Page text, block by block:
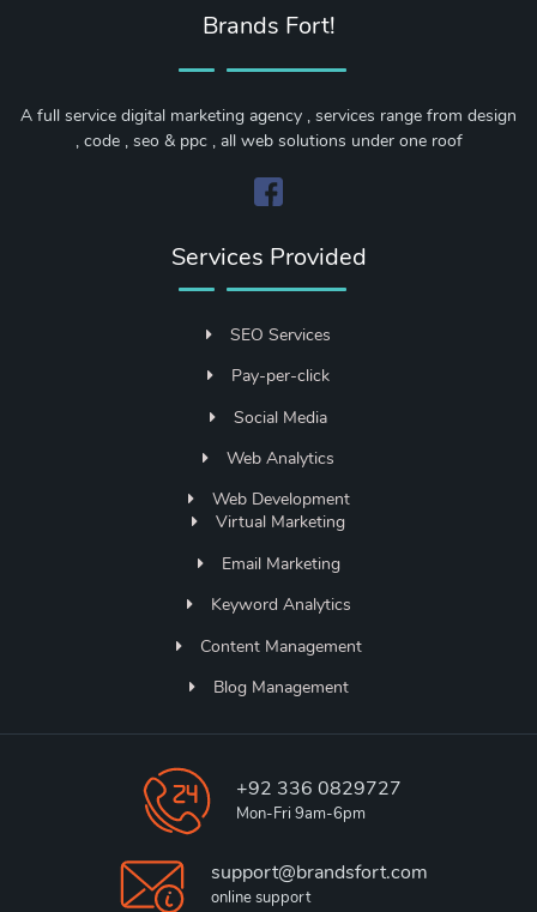
Brands Fort!
A full service digital marketing agency , services range from design
, code , seo & ppc , all web solutions under one roof
Services Provided
SEO Services
Pay-per-click
Social Media
Web Analytics
Web Development
Virtual Marketing
Email Marketing
Keyword Analytics
Content Management
Blog Management
+92 336 0829727
Mon-Fri 9am-6pm
support@brandsfort.com
online support